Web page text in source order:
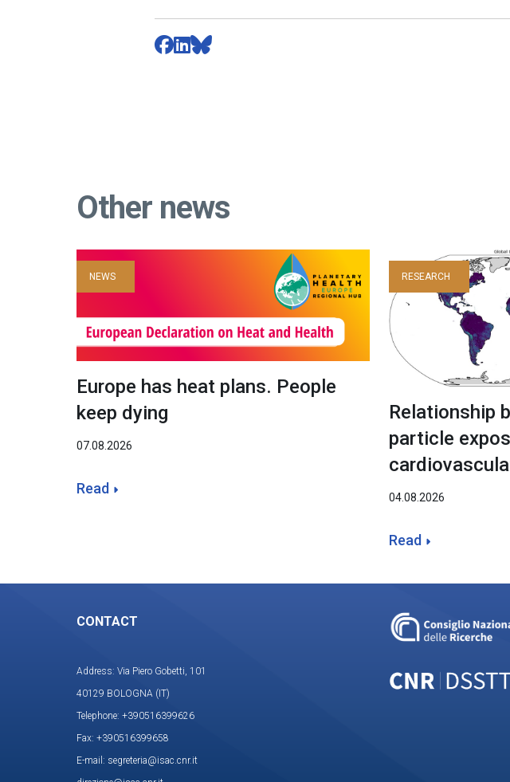
Other news
NEWS
Europe has heat plans. People
keep dying
07.08.2026
Read
RESEARCH
Relationship
particle
04.08.2026
Read
CONTACT
Address: Via Piero Gobetti, 101
40129 BOLOGNA (IT)
Telephone: +390516399626
Fax: +390516399658
E-mail: segreteria@isac.cnr.it